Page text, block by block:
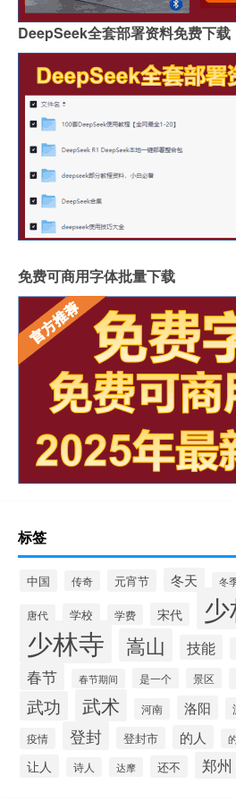
DeepSeek全套部署资料免费下载
免费可商用字体批量下载
标签
中国 传奇 元宵节 冬天 冬
唐代 学校 学费 宋代
少林寺 嵩山 技能
春节 春节期间 是一个 景区
武功 武术 河南 洛阳
疫情 登封 登封市 的人
让人 诗人 达摩 还不 郑州